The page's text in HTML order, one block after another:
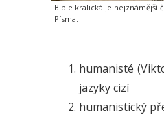
Bible kralická je nejznámější
Písma.
humanisté
jazyky cizí
humanistický